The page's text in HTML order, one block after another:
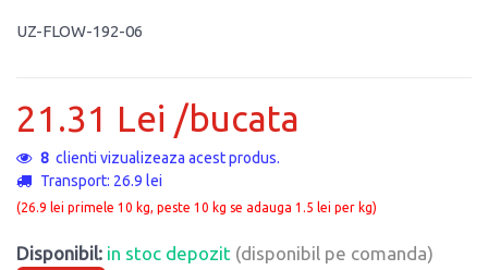
UZ-FLOW-192-06
21.31 Lei /bucata
8 clienti vizualizeaza acest produs.
Transport: 26.9 lei
(26.9 lei primele 10 kg, peste 10 kg se adauga 1.5 lei per kg)
Disponibil: in stoc depozit (disponibil pe comanda)